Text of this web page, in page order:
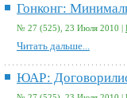
Гонконг:
№ 27 (525), 23 Июля 2010 |
Читать дальше...
ЮАР: